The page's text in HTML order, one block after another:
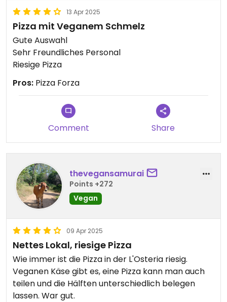
13 Apr 2025
Pizza mit Veganem Schmelz
Gute Auswahl
Sehr Freundliches Personal
Riesige Pizza
Pros: Pizza Forza
Comment Share
thevegansamurai
Points +272
Vegan
09 Apr 2025
Nettes Lokal, riesige Pizza
Wie immer ist die Pizza in der L'Osteria riesig.
Veganen Käse gibt es, eine Pizza kann man auch
teilen und die Hälften unterschiedlich belegen
lassen. War gut.